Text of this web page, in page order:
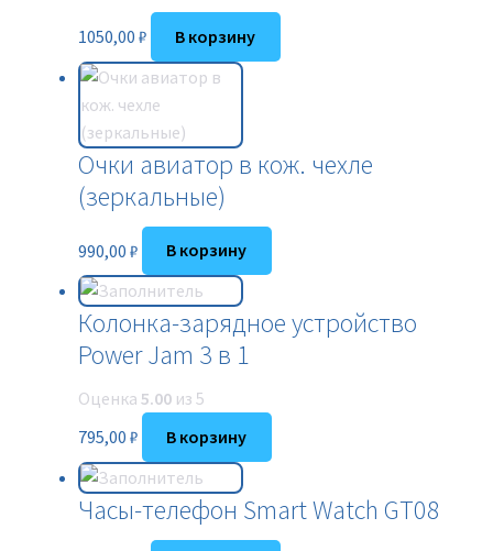
1050,00 ₽ В корзину
Очки авиатор в кож. чехле
(зеркальные)
990,00 ₽ В корзину
Колонка-зарядное устройство
Power Jam 3 в 1
Оценка 5.00из 5
795,00 ₽ В корзину
Часы-телефон Smart Watch GT08